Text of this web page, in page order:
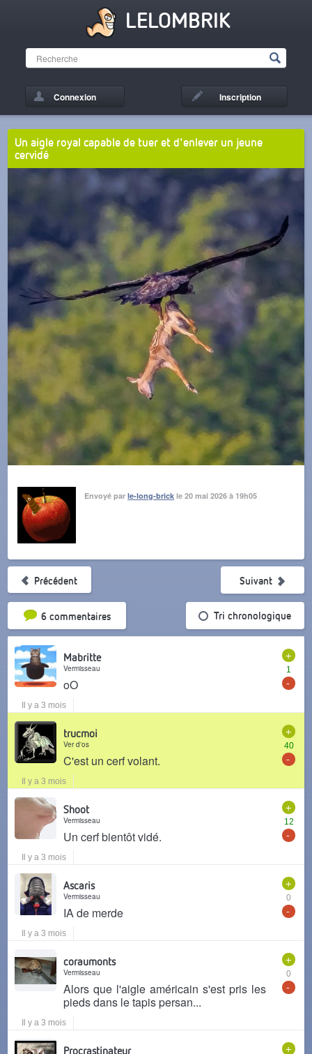
LELOMBRIK
Connexion Inscription
Un aigle royal capable de tuer et d'enlever un jeune
cervidé
Envoyé parle-long-brick le 20 mai 2026 à 19h05
Précédent
6 commentairesTri par popularité Tri chronologique
Suivant
+
1
-
Mabritte
Vermisseau
oO
Il y a 3 mois
+
40
-
trucmoi
Ver d'os
C'est un cerf volant.
Il y a 3 mois
+
12
-
Shoot
Vermisseau
Un cerf bientôt vidé.
Il y a 3 mois
+
0
-
Ascaris
Vermisseau
IA de merde
Il y a 3 mois
+
0
-
coraumonts
Vermisseau
Alors que l'aigle américain s'est pris les
pieds dans le tapis persan...
Il y a 3 mois
+
Procrastinateur